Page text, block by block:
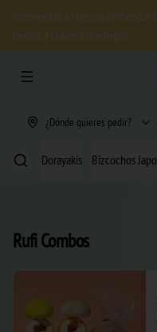
Bienvenido a nuestra rufitienda!
tienda :) Lunes a domingo!
Abrir menu de navegación
¿Dónde quieres pedir?
Dorayakis Bizcochos
Rufi Combos